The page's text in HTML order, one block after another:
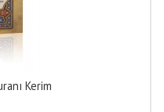
Kerim